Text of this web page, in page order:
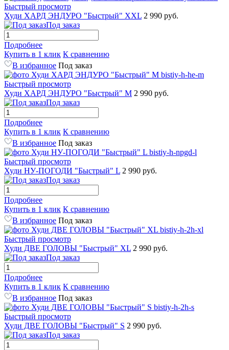
Быстрый просмотр
Худи ХАРД ЭНДУРО "Быстрый" XXL 2 990 руб.
Под заказ
Подробнее
Купить в 1 клик К сравнению
В избранное Под заказ
Быстрый просмотр
Худи ХАРД ЭНДУРО "Быстрый" M 2 990 руб.
Под заказ
Подробнее
Купить в 1 клик К сравнению
В избранное Под заказ
Быстрый просмотр
Худи НУ-ПОГОДИ "Быстрый" L 2 990 руб.
Под заказ
Подробнее
Купить в 1 клик К сравнению
В избранное Под заказ
Быстрый просмотр
Худи ДВЕ ГОЛОВЫ "Быстрый" XL 2 990 руб.
Под заказ
Подробнее
Купить в 1 клик К сравнению
В избранное Под заказ
Быстрый просмотр
Худи ДВЕ ГОЛОВЫ "Быстрый" S 2 990 руб.
Под заказ